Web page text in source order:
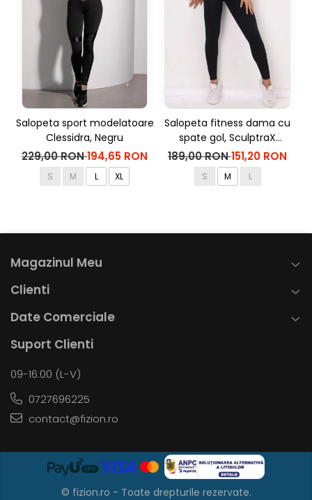
Salopeta sport modelatoare
Clessidra, Negru
229,00 RON194,65 RON
S M L XL
Salopeta fitness dama cu
spate gol, SculptraX
Jumpsuit, Negru
189,00 RON151,20 RON
S M L
Magazinul Meu
Clienti
Date Comerciale
Suport Clienti
09-16:00 (L-V)
0727696225
contact@fizion.ro
© fizion.ro - Toate drepturile rezervate.